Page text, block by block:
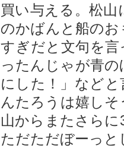
買い与える。松
のかばんと船の
すぎだと文句を
ったんじゃが青
にした！」など
んたろうは嬉し
山からまたさら
ただただぼーっと